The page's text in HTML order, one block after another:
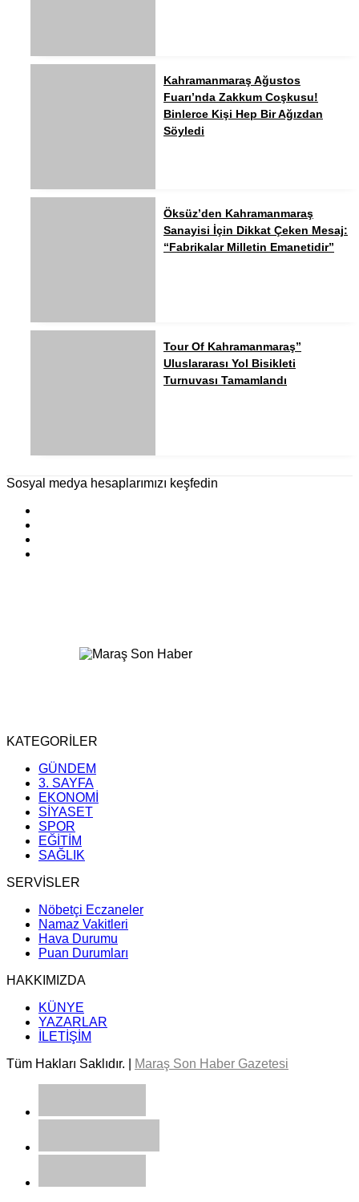
Kahramanmaraş Ağustos
Fuarı’nda Zakkum Coşkusu!
Binlerce Kişi Hep Bir Ağızdan
Söyledi
Öksüz’den Kahramanmaraş
Sanayisi İçin Dikkat Çeken Mesaj:
“Fabrikalar Milletin Emanetidir”
Tour Of Kahramanmaraş”
Uluslararası Yol Bisikleti
Turnuvası Tamamlandı
Sosyal medya hesaplarımızı keşfedin
KATEGORİLER
GÜNDEM
3. SAYFA
EKONOMİ
SİYASET
SPOR
EĞİTİM
SAĞLIK
SERVİSLER
Nöbetçi Eczaneler
Namaz Vakitleri
Hava Durumu
Puan Durumları
HAKKIMIZDA
KÜNYE
YAZARLAR
İLETİŞİM
Tüm Hakları Saklıdır. |
Maraş Son Haber Gazetesi